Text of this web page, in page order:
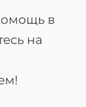
в
на